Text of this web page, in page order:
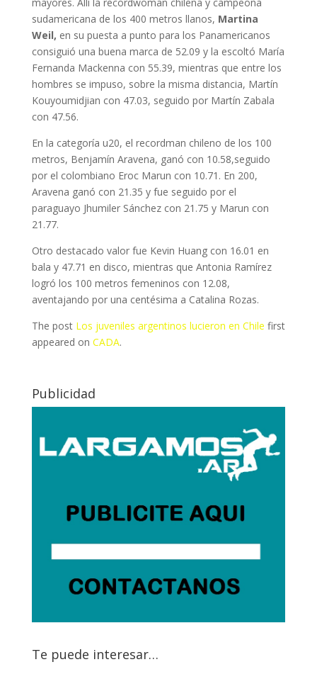
sudamericana de los 400 metros llanos, Martina
Weil, en su puesta a punto para los Panamericanos
consiguió una buena marca de 52.09 y la escoltó María
Fernanda Mackenna con 55.39, mientras que entre los
hombres se impuso, sobre la misma distancia, Martín
Kouyoumidjian con 47.03, seguido por Martín Zabala
con 47.56.
En la categoría u20, el recordman chileno de los 100
metros, Benjamín Aravena, ganó con 10.58,seguido
por el colombiano Eroc Marun con 10.71. En 200,
Aravena ganó con 21.35 y fue seguido por el
paraguayo Jhumiler Sánchez con 21.75 y Marun con
21.77.
Otro destacado valor fue Kevin Huang con 16.01 en
bala y 47.71 en disco, mientras que Antonia Ramírez
logró los 100 metros femeninos con 12.08,
aventajando por una centésima a Catalina Rozas.
The post Los juveniles argentinos lucieron en Chile first
appeared on CADA.
Publicidad
Te puede interesar…